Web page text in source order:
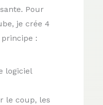
Pour
je crée 4
:
logiciel
le coup, les